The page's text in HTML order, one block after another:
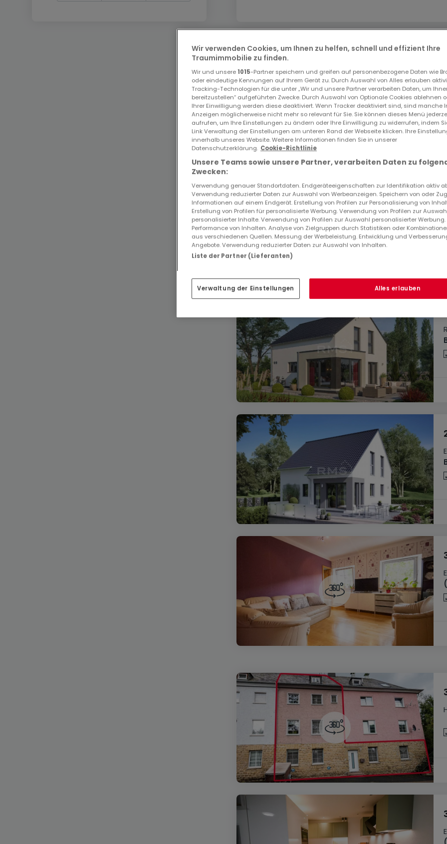
Wir verwenden Cookies, um Ihnen zu helfen, schnell und effizient Ihre
Traumimmobilie zu finden.
Wir und unsere 1015-Partner speichern und greifen auf personenbezogene Daten wie
oder eindeutige Kennungen auf Ihrem Gerät zu. Durch Auswahl von Alles erlauben
Tracking-Technologien für die unter „Wir und unsere Partner verarbeiten Daten, um
bereitzustellen“ aufgeführten Zwecke. Durch Auswahl von Optionale Cookies ablehnen
Ihrer Einwilligung werden diese deaktiviert. Wenn Tracker deaktiviert sind, sind manche
Anzeigen möglicherweise nicht mehr so relevant für Sie. Sie können dieses Menü
aufrufen, um Ihre Einstellungen zu ändern oder Ihre Einwilligung zu widerrufen, indem
Link Verwaltung der Einstellungen am unteren Rand der Webseite klicken. Ihre
innerhalb unseres Website. Weitere Informationen finden Sie in unserer
Datenschutzerklärung. Cookie-Richtlinie
Unsere Teams sowie unsere Partner, verarbeiten Daten zu
Zwecken:
Verwendung genauer Standortdaten. Endgeräteeigenschaften zur Identifikation aktiv
Verwendung reduzierter Daten zur Auswahl von Werbeanzeigen. Speichern von oder
Informationen auf einem Endgerät. Erstellung von Profilen zur Personalisierung von
Erstellung von Profilen für personalisierte Werbung. Verwendung von Profilen zur
personalisierter Inhalte. Verwendung von Profilen zur Auswahl personalisierter
Performance von Inhalten. Analyse von Zielgruppen durch Statistiken oder
aus verschiedenen Quellen. Messung der Werbeleistung. Entwicklung und
Angebote. Verwendung reduzierter Daten zur Auswahl von Inhalten.
Liste der Partner (Lieferanten)
Verwaltung der Einstellungen Alles erlauben